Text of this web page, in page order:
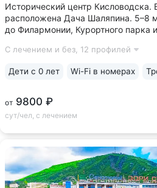
Исторический центр Кисловодска.
расположена Дача Шаляпина. 5–8
до Филармонии, Курортного парка
Историческое задание, дача
С лечением и без, 12 профилей
от 9800 ₽
сут/чел, с лечением
Дети с 0 лет Wi-Fi в номерах